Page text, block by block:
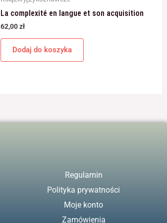
La complexité en langue et son acquisition
62,00zł
Dodaj do koszyka
Regulamin
Polityka prywatności
Moje konto
Zamówienia